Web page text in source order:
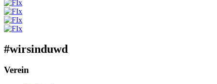
#wirsinduwd
Verein